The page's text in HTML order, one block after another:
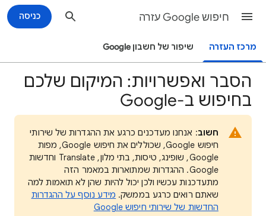
חיפוש Google עזרה כניסה
מרכז העזרה שיפור של חשבון Google
הסבר ואפשרויות: המיקום שלכם
בחיפוש ב-Google
חשוב: אנחנו מעדכנים כרגע את ההגדרות של שירותי
חיפוש Google, שכוללים את חיפוש Google, מפות
Google, שופינג, טיסות, בתי מלון, Translate וחדשות
Google. ההגדרות שמתוארות במאמר הזה
מתעדכנות עכשיו ולכן יכול להיות שהן לא תואמות למה
שאתם רואים כרגע בממשק. מידע נוסף על ההגדרות
החדשות של שירותי חיפוש Google